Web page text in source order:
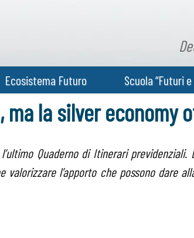
Ecosistema Futuro Scuola “Futuri
la silver economy
Quaderno di Itinerari previdenziali.
l’apporto che possono dare